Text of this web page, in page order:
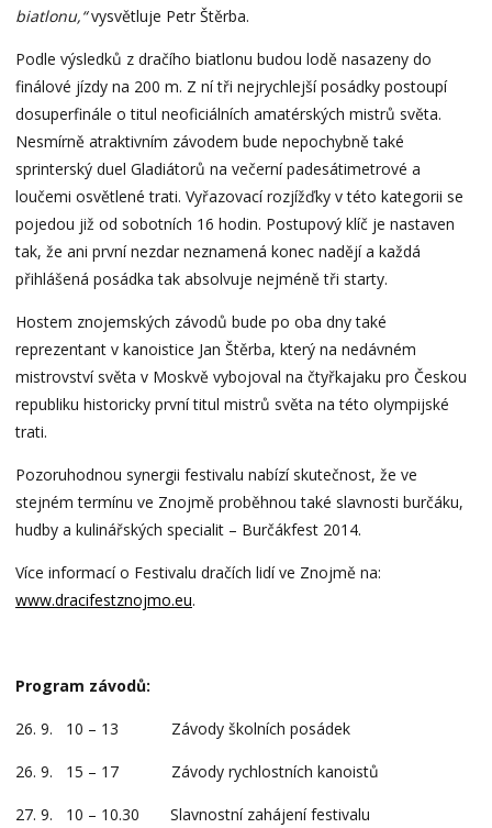
biatlonu,“vysvětluje Petr Štěrba.
Podle výsledků z dračího biatlonu budou lodě nasazeny do
finálové jízdy na 200 m. Z ní tři nejrychlejší posádky postoupí
dosuperfinále o titul neoficiálních amatérských mistrů světa.
Nesmírně atraktivním závodem bude nepochybně také
sprinterský duel Gladiátorů na večerní padesátimetrové a
loučemi osvětlené trati. Vyřazovací rozjížďky v této kategorii se
pojedou již od sobotních 16 hodin. Postupový klíč je nastaven
tak, že ani první nezdar neznamená konec nadějí a každá
přihlášená posádka tak absolvuje nejméně tři starty.
Hostem znojemských závodů bude po oba dny také
reprezentant v kanoistice Jan Štěrba, který na nedávném
mistrovství světa v Moskvě vybojoval na čtyřkajaku pro Českou
republiku historicky první titul mistrů světa na této olympijské
trati.
Pozoruhodnou synergii festivalu nabízí skutečnost, že ve
stejném termínu ve Znojmě proběhnou také slavnosti burčáku,
hudby a kulinářských specialit – Burčákfest 2014.
Více informací o Festivalu dračích lidí ve Znojmě na:
www.dracifestznojmo.eu.
Program závodů:
26. 9. 10 – 13 Závody školních posádek
26. 9. 15 – 17 Závody rychlostních kanoistů
27. 9. 10 – 10.30 Slavnostní zahájení festivalu